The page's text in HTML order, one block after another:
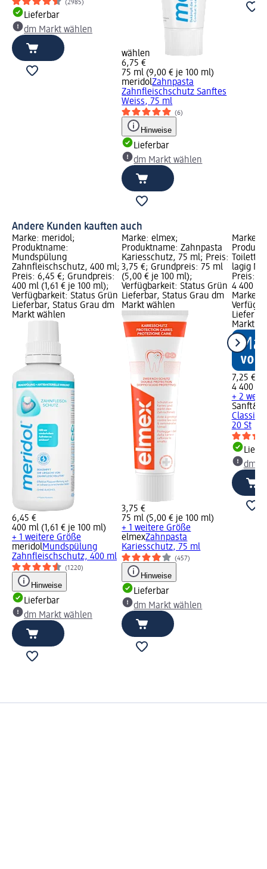
(2985)
Lieferbar
dm Markt wählen
wählen
6,75 €
75 ml (9,00 € je 100 ml)
meridolZahnpasta
Zahnfleischschutz Sanftes
Weiss, 75 ml
(6)
Hinweise
Lieferbar
dm Markt wählen
Andere Kunden kauften auch
Marke: meridol;
Produktname:
Mundspülung
Zahnfleischschutz, 400 ml;
Preis: 6,45 €; Grundpreis:
400 ml (1,61 € je 100 ml);
Verfügbarkeit: Status Grün
Lieferbar, Status Grau dm
Markt wählen
6,45 €
400 ml (1,61 € je 100 ml)
+ 1 weitere Größe
meridolMundspülung
Zahnfleischschutz, 400 ml
(1220)
Hinweise
Lieferbar
dm Markt wählen
Marke: elmex;
Produktname: Zahnpasta
Kariesschutz, 75 ml; Preis:
3,75 €; Grundpreis: 75 ml
(5,00 € je 100 ml);
Verfügbarkeit: Status Grün
Lieferbar, Status Grau dm
Markt wählen
3,75 €
75 ml (5,00 € je 100 ml)
+ 1 weitere Größe
elmexZahnpasta
Kariesschutz, 75 ml
(457)
Hinweise
Lieferbar
dm Markt wählen
Marke:
lagig
Preis:
4 400 Bl
Marke
Markt
7,25 €
4 400 Bl
+ 2
Classic
20 St
dm